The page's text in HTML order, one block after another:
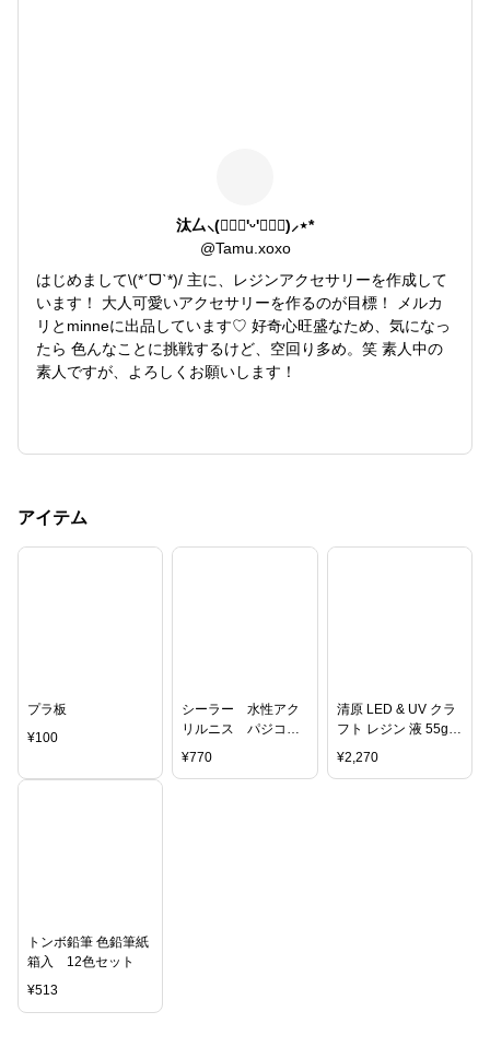
汰厶⸜(๑⃙⃘'ᵕ'๑⃙⃘)⸝⋆*
@Tamu.xoxo
はじめまして\(*ˊᗜˋ*)/ 主に、レジンアクセサリーを作成して
います！ 大人可愛いアクセサリーを作るのが目標！ メルカ
リとminneに出品しています♡ 好奇心旺盛なため、気になっ
たら 色んなことに挑戦するけど、空回り多め。笑 素人中の
素人ですが、よろしくお願いします！
アイテム
プラ板
¥100
シーラー 水性アク
リルニス パジコ
ねんど 粘土
¥770
清原 LED & UV クラ
フト レジン 液 55g
《 KIYOHARA レジ
ンクラフト レジン液
¥2,270
トンボ鉛筆 色鉛筆紙
箱入 12色セット
¥513